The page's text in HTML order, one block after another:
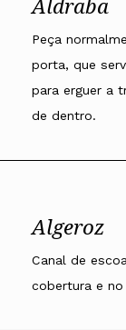
Peça
porta, que
para erguer a
de dentro.
Algeroz
Canal de
cobertura e